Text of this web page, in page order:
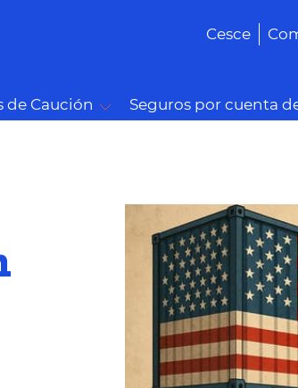
Cesce
de Caución Seguros por cuenta